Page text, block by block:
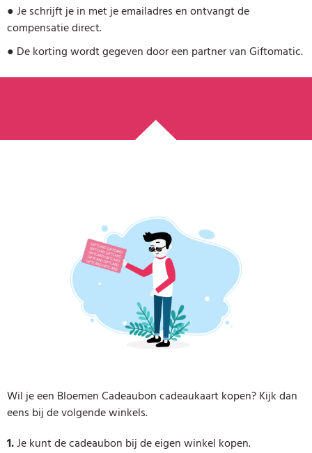
●Je schrijft je in met je emailadres en ontvangt de
compensatie direct.
● De korting wordt gegeven door een partner van Giftomatic.
Wil je een Bloemen Cadeaubon cadeaukaart kopen? Kijk dan
eens bij de volgende winkels.
1.Je kunt de cadeaubon bij de eigen winkel kopen.